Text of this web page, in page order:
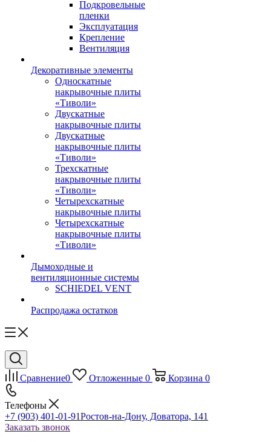
Подкровельные
пленки
Эксплуатация
Крепление
Вентиляция
Декоративные элементы
Односкатные
накрывочные плиты
«Тиволи»
Двускатные
накрывочные плиты
Двускатные
накрывочные плиты
«Тиволи»
Трехскатные
накрывочные плиты
«Тиволи»
Четырехскатные
накрывочные плиты
Четырехскатные
накрывочные плиты
«Тиволи»
Дымоходные и
вентиляционные системы
SCHIEDEL VENT
Распродажа остатков
Сравнение0 Отложенные 0 Корзина 0
Телефоны
+7 (903) 401-01-91Ростов-на-Дону, Доватора, 141
Заказать звонок